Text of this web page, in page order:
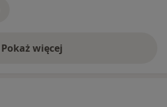
Pokaż więcejo doświadczeniu